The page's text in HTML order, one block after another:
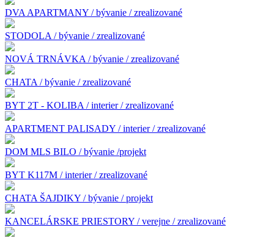
DVA APARTMANY / bývanie / zrealizované
STODOLA / bývanie / zrealizované
NOVÁ TRNÁVKA / bývanie / zrealizované
CHATA / bývanie / zrealizované
BYT 2T - KOLIBA / interier / zrealizované
APARTMENT PALISADY / interier / zrealizované
DOM MLS BILO / bývanie /projekt
BYT K117M / interier / zrealizované
CHATA ŠAJDIKY / bývanie / projekt
KANCELÁRSKE PRIESTORY / verejne / zrealizované